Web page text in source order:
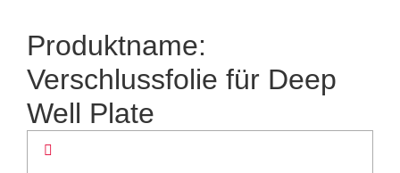
Produktname:
Verschlussfolie für Deep
Well Plate